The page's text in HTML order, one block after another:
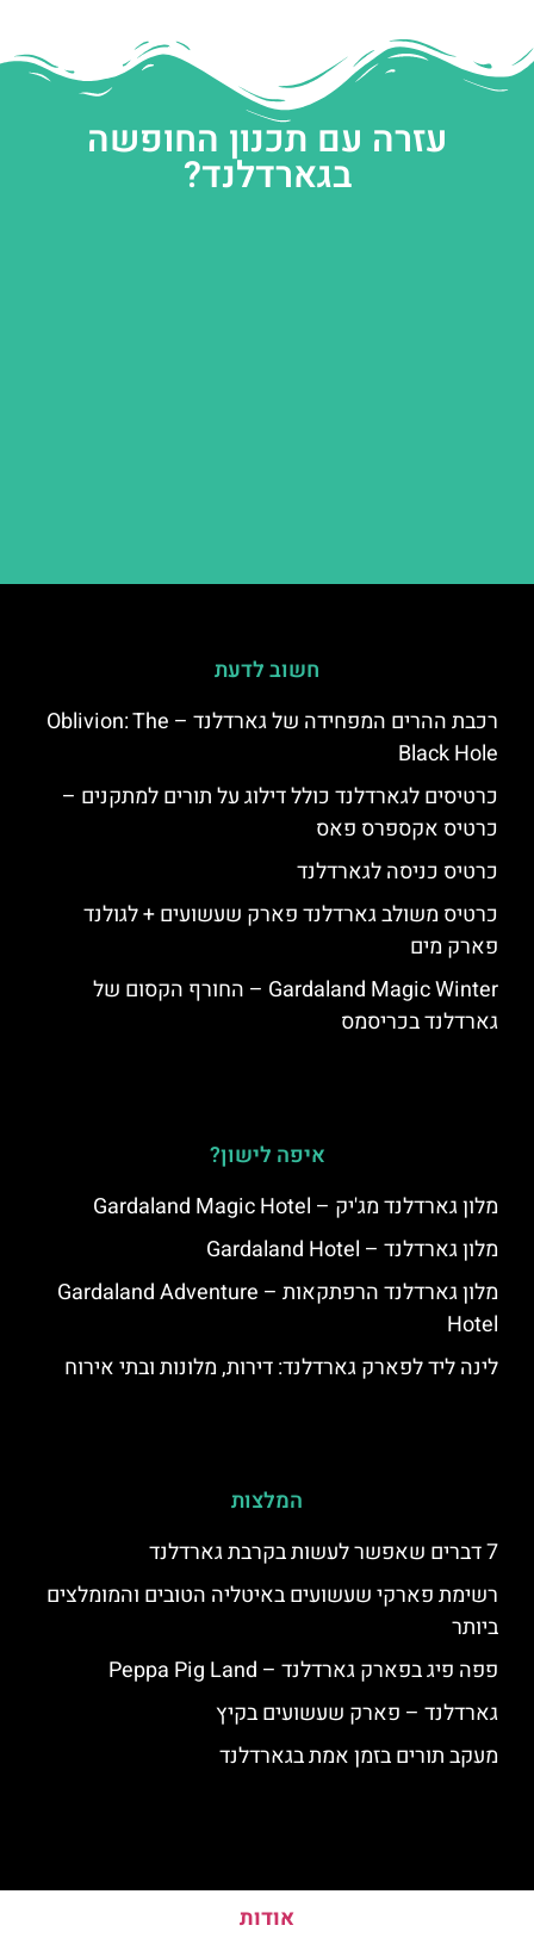
עזרה עם תכנון החופשה
בגארדלנד?
חשוב לדעת
רכבת ההרים המפחידה של גארדלנד – Oblivion: The
Black Hole
כרטיסים לגארדלנד כולל דילוג על תורים למתקנים –
כרטיס אקספרס פאס
כרטיס כניסה לגארדלנד
כרטיס משולב גארדלנד פארק שעשועים + לגולנד
פארק מים
Gardaland Magic Winter – החורף הקסום של
גארדלנד בכריסמס
איפה לישון?
מלון גארדלנד מג'יק – Gardaland Magic Hotel
מלון גארדלנד – Gardaland Hotel
מלון גארדלנד הרפתקאות – Gardaland Adventure
Hotel
לינה ליד לפארק גארדלנד: דירות, מלונות ובתי אירוח
המלצות
7 דברים שאפשר לעשות בקרבת גארדלנד
רשימת פארקי שעשועים באיטליה הטובים והמומלצים
ביותר
פפה פיג בפארק גארדלנד – Peppa Pig Land
גארדלנד – פארק שעשועים בקיץ
מעקב תורים בזמן אמת בגארדלנד
אודות